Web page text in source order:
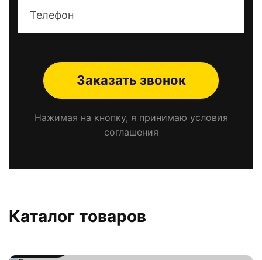
Заказать звонок
Нажимая на кнопку, я принимаю условия
соглашения
Каталог товаров